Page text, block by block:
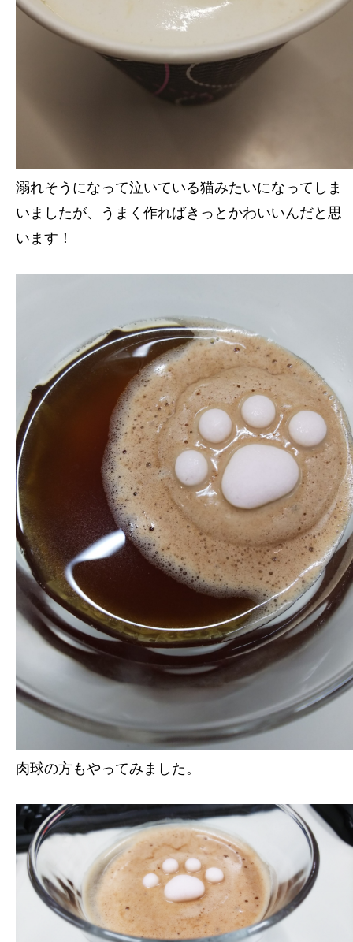
溺れそうになって泣いている猫みたいになってしま
いましたが、うまく作ればきっとかわいいんだと思
います！
肉球の方もやってみました。